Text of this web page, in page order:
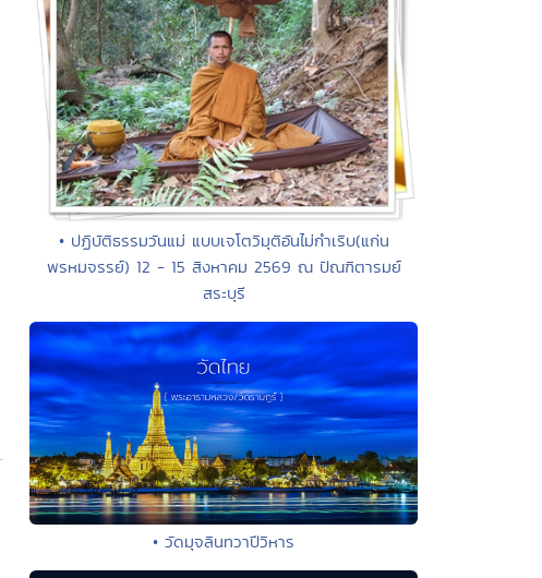
• ปฏิบัติธรรมวันแม่ แบบเจโตวิมุติอันไม่กำเริบ(แก่น
พรหมจรรย์) 12 - 15 สิงหาคม 2569 ณ ปัณฑิตารมย์
สระบุรี
• วัดมุจลินทวาปีวิหาร